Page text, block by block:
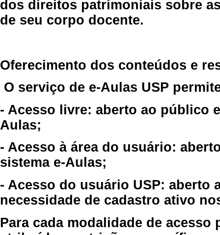
dos direitos patrimoniais sobre
de seu corpo docente.
Oferecimento dos conteúdos e
O serviço de e-Aulas USP
- Acesso livre: aberto ao público
Aulas;
- Acesso à área do usuário:
sistema e-Aulas;
- Acesso do usuário USP: aberto
necessidade de cadastro ativo
Para cada modalidade de